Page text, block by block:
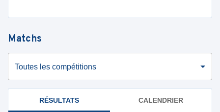
Matchs
Toutes les compétitions
RÉSULTATS CALENDRIER